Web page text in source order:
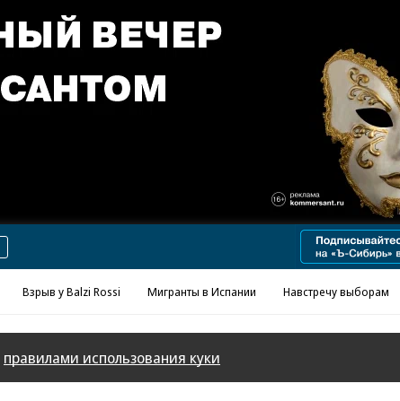
Взрыв у Balzi Rossi Мигранты в Испании Навстречу выборам
правилами использования куки